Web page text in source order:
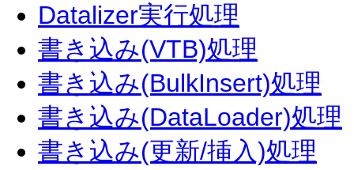
Datalizer実行処理
書き込み(VTB)処理
書き込み(BulkInsert)処理
書き込み(DataLoader)処理
書き込み(更新/挿入)処理